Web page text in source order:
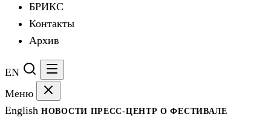
БРИКС
Контакты
Архив
EN
Меню
English НОВОСТИ ПРЕСС-ЦЕНТРО ФЕСТИВАЛЕ